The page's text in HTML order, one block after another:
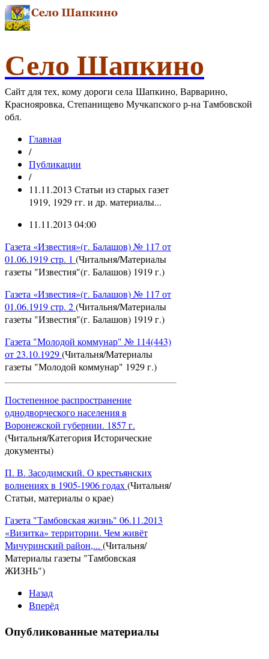
Село Шапкино
Сайт для тех, кому дороги села Шапкино, Варварино,
Краснояровка, Степанищево Мучкапского р-на Тамбовской
обл.
Главная
/
Публикации
/
11.11.2013 Статьи из старых газет
1919, 1929 гг. и др. материалы...
11.11.2013 04:00
Газета «Известия»(г. Балашов) № 117 от
01.06.1919 стр. 1 (Читальня/Материалы
газеты "Известия"(г. Балашов) 1919 г.)
Газета «Известия»(г. Балашов) № 117 от
01.06.1919 стр. 2(Читальня/Материалы
газеты "Известия"(г. Балашов) 1919 г.)
Газета "Молодой коммунар" № 114(443)
от 23.10.1929(Читальня/Материалы
газеты "Молодой коммунар" 1929 г.)
Постепенное распространение
однодворческого населения в
Воронежской губернии. 1857 г.
(Читальня/Категория Исторические
документы)
П. В. Засодимский. О крестьянских
волнениях в 1905-1906 годах(Читальня/
Статьи, материалы о крае)
Газета "Тамбовская жизнь" 06.11.2013
«Визитка» территории. Чем живёт
Мичуринский район,... (Читальня/
Материалы газеты "Тамбовская
ЖИЗНЬ")
Назад
Вперёд
Опубликованные материалы